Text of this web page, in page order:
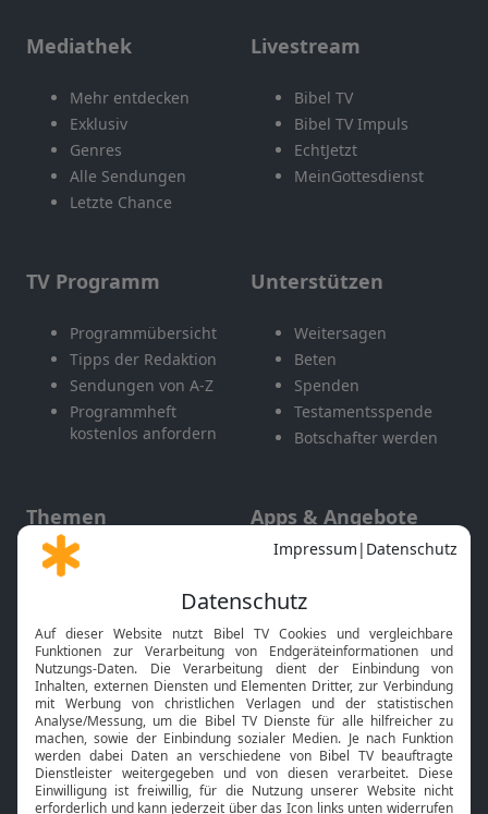
Mediathek
Mehr entdecken
Exklusiv
Genres
Alle Sendungen
Letzte Chance
Livestream
Bibel TV
Bibel TV Impuls
EchtJetzt
MeinGottesdienst
TV Programm
Programmübersicht
Tipps der Redaktion
Sendungen von A-Z
Programmheft
kostenlos anfordern
Unterstützen
Weitersagen
Beten
Spenden
Testamentsspende
Botschafter werden
Themen
Gott und Bibel erklärt
Neuigkeiten
Apps & Angebote
Mobile App
Smart TV
HbbTV
Bibelthek Online-Bibel
Nächster Gottesdienst
Bibel TV Service